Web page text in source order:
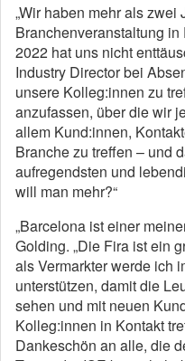
„Wir haben mehr als
Branchenveranstaltung
2022 hat uns nicht
Industry Director bei
unsere Kolleg:innen zu
anzufassen, über die wir
allem Kund:innen,
Branche zu treffen – und
aufregendsten und
will man mehr?“
„Barcelona ist einer
Golding. „Die Fira ist ein
als Vermarkter werde ich
unterstützen, damit die
sehen und mit neuen
Kolleg:innen in Kontakt
Dankeschön an alle, die